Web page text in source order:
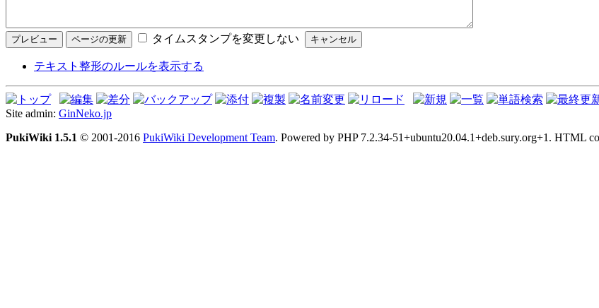
タイムスタンプを変更しない
テキスト整形のルールを表示する
Site admin: GinNeko.jp
PukiWiki 1.5.1 © 2001-2016 PukiWiki Development Team. Powered by PHP 7.2.34-51+ubuntu20.04.1+deb.sury.org+1. HTML